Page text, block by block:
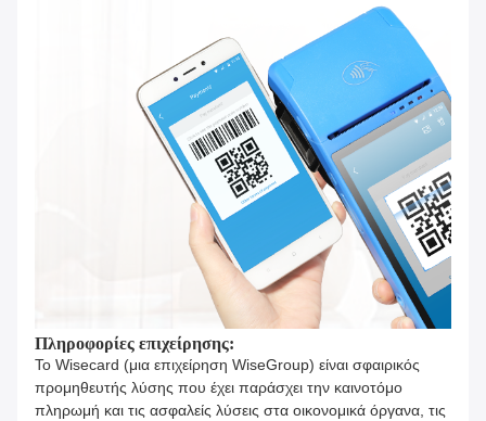
Πληροφορίες επιχείρησης:
Το Wisecard (μια επιχείρηση WiseGroup) είναι σφαιρικός
προμηθευτής λύσης που έχει παράσχει την καινοτόμο
πληρωμή και τις ασφαλείς λύσεις στα οικονομικά όργανα, τις